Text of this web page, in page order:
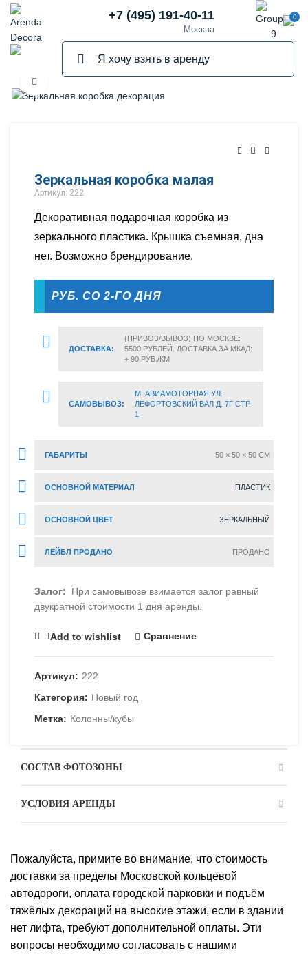
+7 (495) 191-40-11
Москва
0
Зеркальная коробка малая
Артикул: 222
Декоративная подарочная коробка из
зеркального пластика. Крышка съемная, дна
нет. Возможно брендирование.
РУБ. СО 2-ГО ДНЯ
ДОСТАВКА:
(ПРИВОЗ/ВЫВОЗ) ПО МОСКВЕ:
5500 РУБЛЕЙ. ДОСТАВКА ЗА МКАД:
+ 90 РУБ./КМ
САМОВЫВОЗ:
М. АВИАМОТОРНАЯ УЛ.
ЛЕФОРТОВСКИЙ ВАЛ Д. 7Г СТР.
1
ГАБАРИТЫ 50 × 50 × 50 CM
ОСНОВНОЙ МАТЕРИАЛ ПЛАСТИК
ОСНОВНОЙ ЦВЕТ ЗЕРКАЛЬНЫЙ
ЛЕЙБЛ ПРОДАНО ПРОДАНО
Залог: При самовывозе взимается залог равный
двукратной стоимости 1 дня аренды.
Add to wishlist Сравнение
Артикул: 222
Категория: Новый год
Метка: Колонны/кубы
СОСТАВ ФОТОЗОНЫ
УСЛОВИЯ АРЕНДЫ
Пожалуйста, примите во внимание, что стоимость
доставки за пределы Московской кольцевой
автодороги, оплата городской парковки и подъём
тяжёлых декораций на высокие этажи, если в здании
нет лифта, требуют дополнительной оплаты. Эти
вопросы необходимо согласовать с нашими